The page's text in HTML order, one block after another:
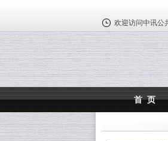
欢迎访问中讯公
首 页